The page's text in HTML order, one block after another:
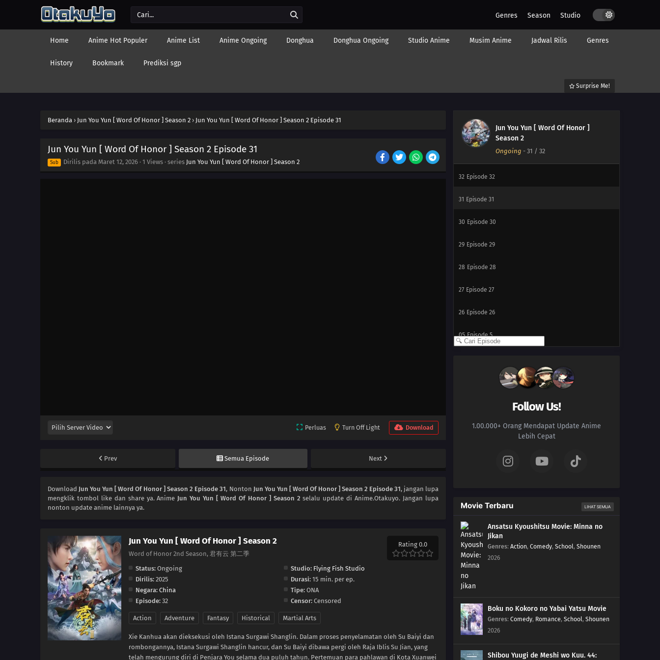
Genres Season Studio
Home Anime Hot Populer Anime List Anime Ongoing Donghua Donghua Ongoing Studio Anime Musim Anime Jadwal Rilis Genres
History Bookmark Prediksi sgp
Surprise Me!
Beranda › Jun You Yun [ Word Of Honor ] Season 2 › Jun You Yun [ Word Of Honor ] Season 2 Episode 31
Jun You Yun [ Word Of Honor ] Season 2 Episode 31
Sub Dirilis pada Maret 12, 2026 · 1 Views · series Jun You Yun [ Word Of Honor ] Season 2
Perluas Turn Off Light Download
Prev Semua Episode Next
Download Jun You Yun [ Word Of Honor ] Season 2 Episode 31, Nonton Jun You Yun [ Word Of Honor ] Season 2 Episode 31, jangan lupa
mengklik tombol like dan share ya. Anime Jun You Yun [ Word Of Honor ] Season 2 selalu update di Anime.Otakuyo. Jangan lupa
nonton update anime lainnya ya.
Jun You Yun [ Word Of Honor ] Season 2
Word of Honor 2nd Season, 君有云 第二季
Rating 0.0
Status: Ongoing Studio: Flying Fish Studio
Dirilis: 2025 Durasi:15 min. per ep.
Negara: China Tipe:ONA
Episode: 32 Censor:Censored
Action Adventure Fantasy Historical Martial Arts
Xie Kanhua akan dieksekusi oleh Istana Surgawi Shanglin. Dalam proses penyelamatan oleh Su Baiyi dan
rombongannya, Istana Surgawi Shanglin hancur, dan Su Baiyi dibawa pergi oleh Raja Iblis Su Jian, yang
telah mengurung diri di Penjara You selama dua puluh tahun. Pertemuan para pahlawan di Kota Xuanwei
Jun You Yun [ Word Of Honor ]
Season 2
Ongoing - 31 / 32
32 Episode 32
31 Episode 31
30 Episode 30
29 Episode 29
28 Episode 28
27 Episode 27
26 Episode 26
05 Episode 5
Episode 1
22 Episode 22
21 Episode 21
Episode 20
19 Episode 19
18 Episode 18
17 Episode 17
16 Episode 16
Follow Us!
1.00.000+ Orang Mendapat Update Anime
Lebih Cepat
Movie Terbaru LIHAT SEMUA
Ansatsu Kyoushitsu Movie: Minna no
Jikan
Genres: Action, Comedy, School, Shounen
2026
Boku no Kokoro no Yabai Yatsu Movie
Genres: Comedy, Romance, School, Shounen
2026
Shibou Yuugi de Meshi wo Kuu. 44: